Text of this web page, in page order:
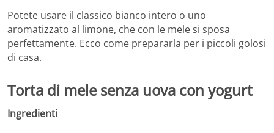
Potete usare il classico bianco intero o uno
aromatizzato al limone, che con le mele si sposa
perfettamente. Ecco come prepararla per i piccoli golosi
di casa.
Torta di mele senza uova con yogurt
Ingredienti